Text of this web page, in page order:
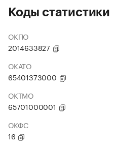
Коды статистики
ОКПО
2014633827
ОКАТО
65401373000
ОКТМО
65701000001
ОКФС
16